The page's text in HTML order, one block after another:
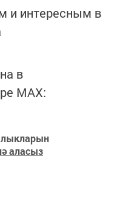
и интересным в
в
MАХ:
аласыз